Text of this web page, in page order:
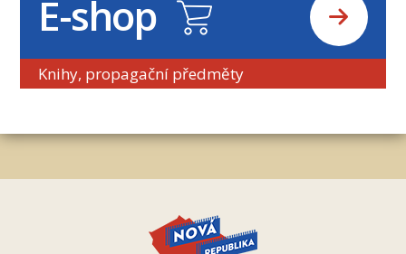
E-shop
Knihy, propagační předměty